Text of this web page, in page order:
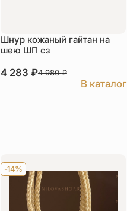
Шнур кожаный гайтан на
шею ШП сз
4 283 ₽4 980₽
В каталог
-14%